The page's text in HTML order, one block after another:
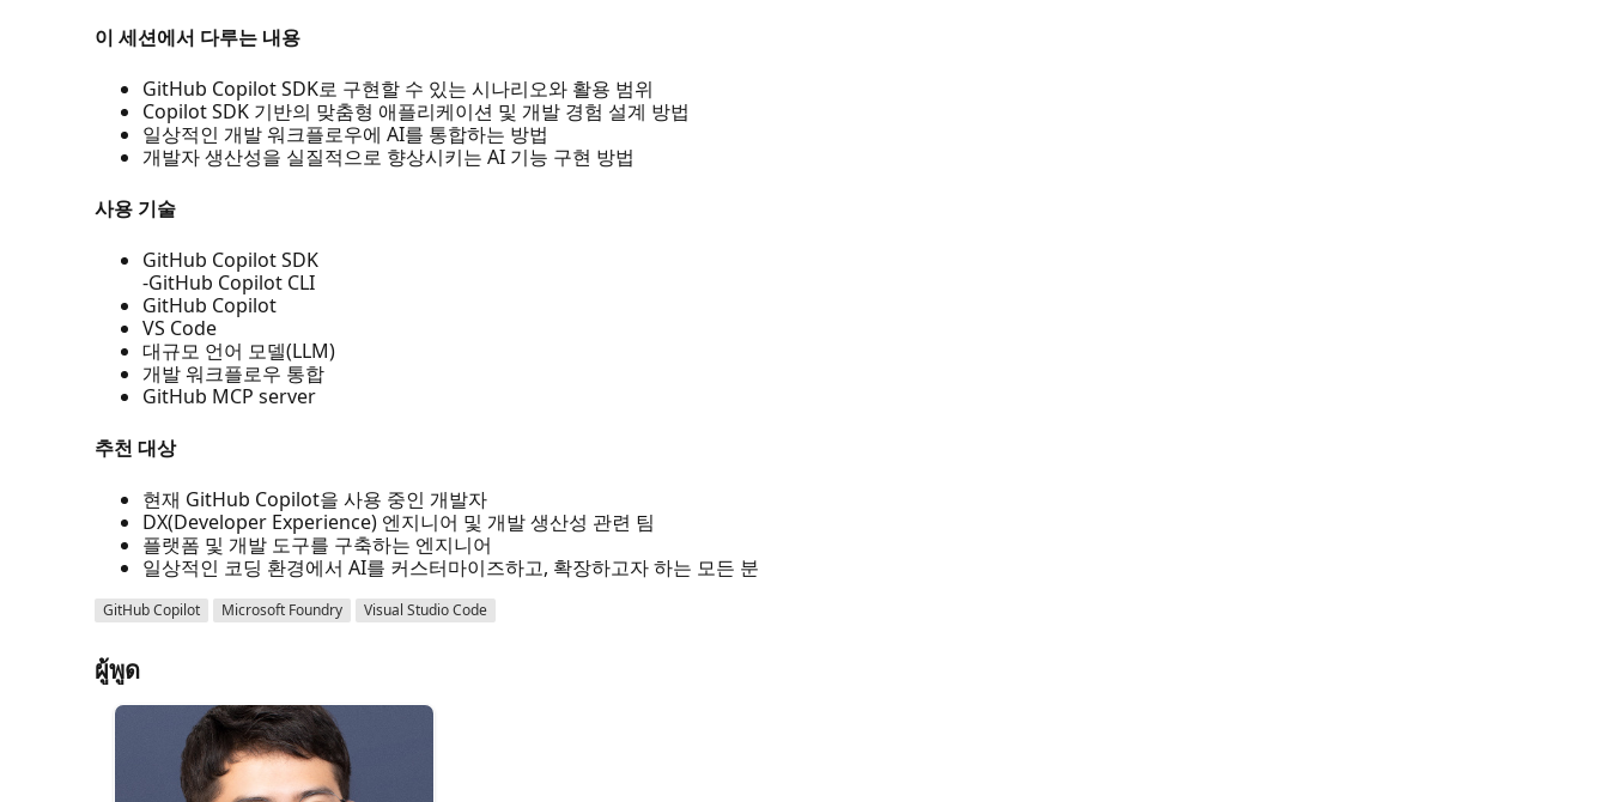
이 세션에서 다루는 내용
GitHub Copilot SDK로 구현할 수 있는 시나리오와 활용 범위
Copilot SDK 기반의 맞춤형 애플리케이션 및 개발 경험 설계 방법
일상적인 개발 워크플로우에 AI를 통합하는 방법
개발자 생산성을 실질적으로 향상시키는 AI 기능 구현 방법
사용 기술
GitHub Copilot SDK
-GitHub Copilot CLI
GitHub Copilot
VS Code
대규모 언어 모델(LLM)
개발 워크플로우 통합
GitHub MCP server
추천 대상
현재 GitHub Copilot을 사용 중인 개발자
DX(Developer Experience) 엔지니어 및 개발 생산성 관련 팀
플랫폼 및 개발 도구를 구축하는 엔지니어
일상적인 코딩 환경에서 AI를 커스터마이즈하고, 확장하고자 하는 모든 분
GitHub Copilot Microsoft Foundry Visual Studio Code
ผู้พูด